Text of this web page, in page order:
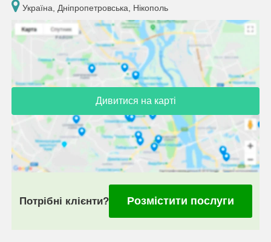
Україна, Дніпропетровська, Нікополь
Дивитися на карті
Потрібні клієнти? Розмістити послуги